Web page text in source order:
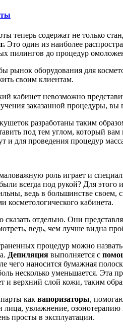
теперь содержат не только
Это один из наиболее
пилингов до процедур
рынок оборудования для
своим клиентам.
кабинет невозможно
заказанной процедуры,
разработаны таким
под тем углом, который
и для проведения процедур
роль играет и
всегда под рукой? Для
ведь в большинстве своем,
кабинета.
сказать отдельно. Они
ведь, чем лучше видна
процедур можно
Депиляция выполняется с
чего наносится бумажная
несколько уменьшается. Эта
и верхний слой кожи, таким
как вапоризаторы,
лица, увлажнение,
просты в эксплуатации.